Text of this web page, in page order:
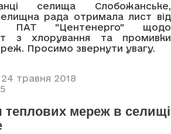
селища Слобожанське,
рада отримала лист від
ПАТ "Центенерго" щодо
з хлорування та промивки
Просимо звернути увагу.
травня 2018
теплових мереж в селищі